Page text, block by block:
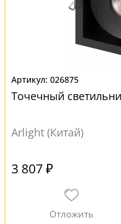
026875
Точечный
Arlight (Китай)
3 807 ₽